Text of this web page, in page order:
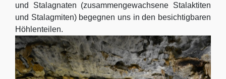
und Stalagnaten (zusammengewachsene Stalaktiten
und Stalagmiten) begegnen uns in den besichtigbaren
Höhlenteilen.